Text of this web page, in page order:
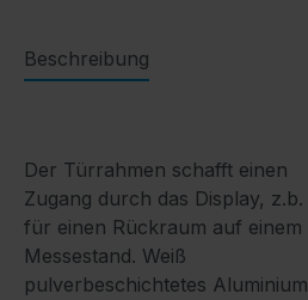
Beschreibung
Der Türrahmen schafft einen
Zugang durch das Display, z.b.
für einen Rückraum auf einem
Messestand. Weiß
pulverbeschichtetes Aluminium